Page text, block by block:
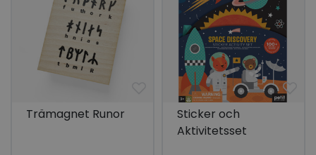
Trämagnet Runor
Sticker och
Aktivitetsset